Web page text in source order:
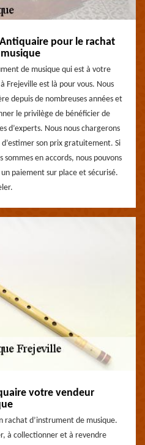
pour le rachat
de musique qui est à votre
Frejeville est là pour vous. Nous
depuis de nombreuses années et
le privilège de bénéficier de
d’experts. Nous nous chargerons
son prix gratuitement. Si
sommes en accords, nous pouvons
paiement sur place et sécurisé.
votre vendeur
rachat d’instrument de musique.
à collectionner et à revendre